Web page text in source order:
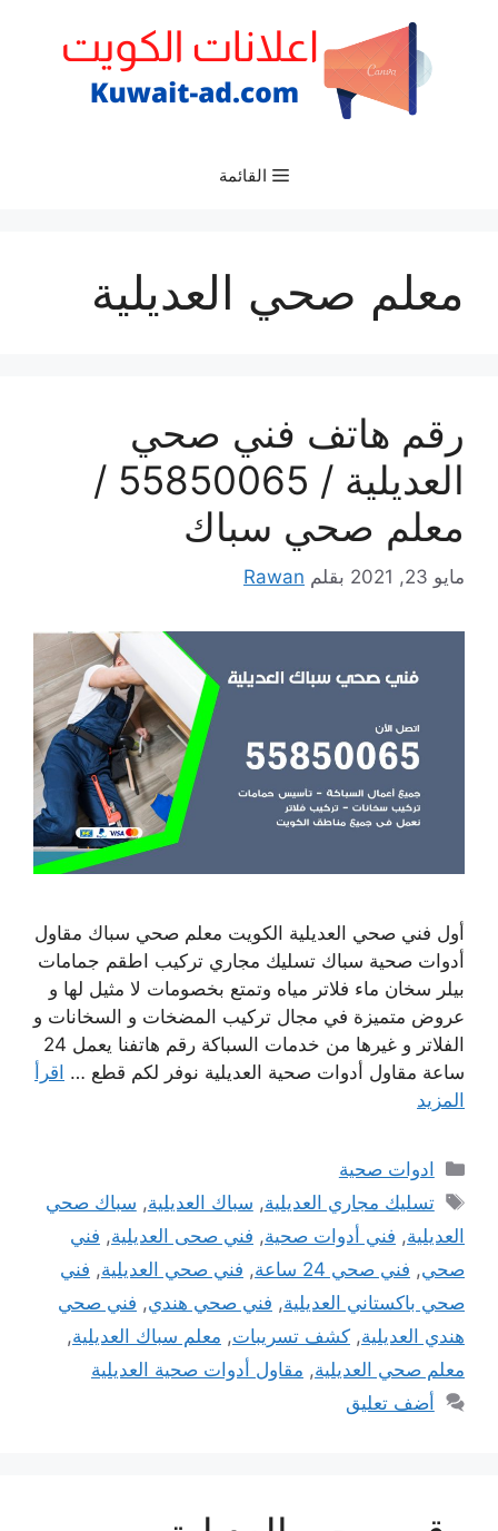
القائمة
معلم صحي العديلية
رقم هاتف فني صحي
العديلية / 55850065 /
معلم صحي سباك
مايو 23, 2021 بقلم Rawan
أول فني صحي العديلية الكويت معلم صحي سباك مقاول
أدوات صحية سباك تسليك مجاري تركيب اطقم جمامات
بيلر سخان ماء فلاتر مياه وتمتع بخصومات لا مثيل لها و
عروض متميزة في مجال تركيب المضخات و السخانات و
الفلاتر و غيرها من خدمات السباكة رقم هاتفنا يعمل 24
ساعة مقاول أدوات صحية العديلية نوفر لكم قطع … اقرأ
المزيد
التصنيفات
ادوات صحية
الوسوم
تسليك مجاري العديلية, سباك العديلية, سباك صحي
العديلية, فني أدوات صحية, فني صحى العديلية, فني
صحي, فني صحي 24 ساعة , فني صحي العديلية, فني
صحي باكستاني العديلية, فني صحي هندي, فني صحي
هندي العديلية, كشف تسريبات, معلم سباك العديلية,
معلم صحي العديلية, مقاول أدوات صحية العديلية
أضف تعليق